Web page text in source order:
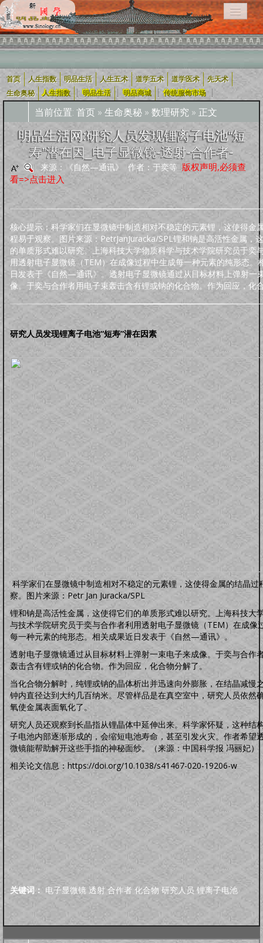
相关栏目导航：
用户入口导航
企业用户 道学五术 人生五术 社会科技 学术研究 宗教融合
道学经
典
四库全轩怡文养生撷道家文
哲学宗
古典散
古典小 外国文
新约 旧
可兰经
佛教经
人生指数
人生指数 社会指数 职业指数 道德指数 基元指数 康寿指数
先天指数
上古咒语
明品生活
调养保健 鸡汤杂谈 风水家居 中正汉服 文化活动 海宇天堂
五力三要
虚拟人生
虚拟父母
人生五术
技能职场 婚恋家庭 人际社交 思维道德
道学五术
道学相术
道学医术
中药常识 中药方剂 药膳食谱 偏方秘方 药酒秘方 经络穴位
道医药浴
道医药茶
人间万象
综合动态 文化活动
动态公告
婴童架构
零壹岁婴儿 一三岁婴幼 三六岁幼儿 胎教常识
心理行为
亲子游戏 安全教育 妈妈食谱
生命奥秘
生命探索 数理研究 医学技术 世界科研
先天根基
怀孕前 怀孕期 产后期
婴幼卫保
健康教育 家居卫生 保健常识 婴幼健康 护理卫生
日常除菌
首页 人生指数 明品生活 人生五术 道学五术 道学医术
先天术
生命奥秘
人生指数 | 明品生活 | 明品商城 | 传统服饰市场 |
当前位置: 首页 » 生命奥秘 » 数理研究 » 正文
明品生活网:研究人员发现锂离子电池“短
寿”潜在因_电子显微镜-透射-合作者-
来源：《自然—通讯》 作者：于奕等版权声明,必须查
看=>点击进入
核心提示：科学家们在显微镜中制造相对不稳定的元素锂，这使得金
程易于观察。图片来源：PetrJanJuracka/SPL锂和钠是高活性金属，
的单质形式难以研究。上海科技大学物质科学与技术学院研究员于奕
用透射电子显微镜（TEM）在成像过程中生成每一种元素的纯形态。
日发表于《自然—通讯》。透射电子显微镜通过从目标材料上弹射一
像。于奕与合作者用电子束轰击含有锂或钠的化合物。作为回应，化
研究人员发现锂离子电池“短寿”潜在因素
科学家们在显微镜中制造相对不稳定的元素锂，这使得金属的结晶过
察。图片来源：Petr Jan Juracka/SPL
锂和钠是高活性金属，这使得它们的单质形式难以研究。上海科技大
与技术学院研究员于奕与合作者利用透射电子显微镜（TEM）在成像
每一种元素的纯形态。相关成果近日发表于《自然—通讯》。
透射电子显微镜通过从目标材料上弹射一束电子来成像。于奕与合作
轰击含有锂或钠的化合物。作为回应，化合物分解了。
当化合物分解时，纯锂或钠的晶体析出并迅速向外膨胀，在结晶减慢
钟内直径达到大约几百纳米。尽管样品是在真空室中，研究人员依然
氧使金属表面氧化了。
研究人员还观察到长晶指从锂晶体中延伸出来。科学家怀疑，这种结
子电池内部逐渐形成的，会缩短电池寿命，甚至引发火灾。作者希望
微镜能帮助解开这些手指的神秘面纱。（来源：中国科学报 冯丽妃）
相关论文信息：https://doi.org/10.1038/s41467-020-19206-w
关键词： 电子显微镜 透射 合作者 化合物 研究人员 锂离子电池